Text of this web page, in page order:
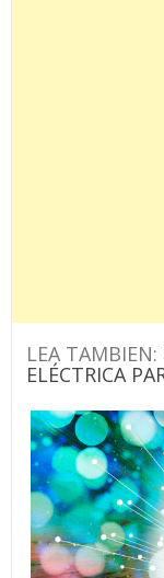
LEA TAMBIEN:
ELÉCTRICA